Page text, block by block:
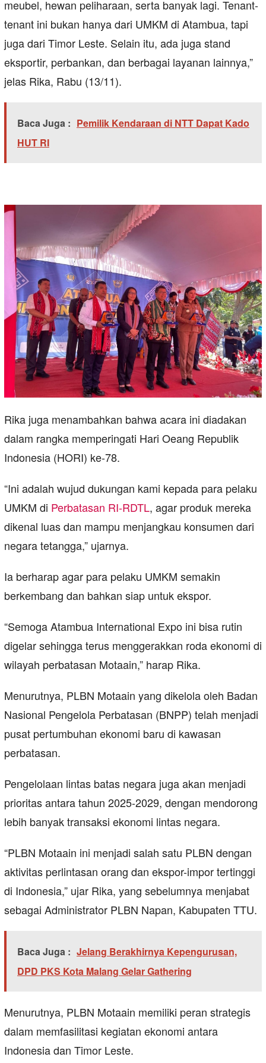
meubel, hewan peliharaan, serta banyak lagi. Tenant-
tenant ini bukan hanya dari UMKM di Atambua, tapi
juga dari Timor Leste. Selain itu, ada juga stand
eksportir, perbankan, dan berbagai layanan lainnya,”
jelas Rika, Rabu (13/11).
Baca Juga : Pemilik Kendaraan di NTT Dapat Kado
HUT RI
Rika juga menambahkan bahwa acara ini diadakan
dalam rangka memperingati Hari Oeang Republik
Indonesia (HORI) ke-78.
“Ini adalah wujud dukungan kami kepada para pelaku
UMKM di Perbatasan RI-RDTL, agar produk mereka
dikenal luas dan mampu menjangkau konsumen dari
negara tetangga,” ujarnya.
Ia berharap agar para pelaku UMKM semakin
berkembang dan bahkan siap untuk ekspor.
“Semoga Atambua International Expo ini bisa rutin
digelar sehingga terus menggerakkan roda ekonomi di
wilayah perbatasan Motaain,” harap Rika.
Menurutnya, PLBN Motaain yang dikelola oleh Badan
Nasional Pengelola Perbatasan (BNPP) telah menjadi
pusat pertumbuhan ekonomi baru di kawasan
perbatasan.
Pengelolaan lintas batas negara juga akan menjadi
prioritas antara tahun 2025-2029, dengan mendorong
lebih banyak transaksi ekonomi lintas negara.
“PLBN Motaain ini menjadi salah satu PLBN dengan
aktivitas perlintasan orang dan ekspor-impor tertinggi
di Indonesia,” ujar Rika, yang sebelumnya menjabat
sebagai Administrator PLBN Napan, Kabupaten TTU.
Baca Juga : Jelang Berakhirnya Kepengurusan,
DPD PKS Kota Malang Gelar Gathering
Menurutnya, PLBN Motaain memiliki peran strategis
dalam memfasilitasi kegiatan ekonomi antara
Indonesia dan Timor Leste.